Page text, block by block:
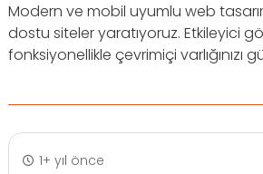
Modern ve mobil uyumlu web
dostu siteler yaratıyoruz. Etkileyici
fonksiyonellikle çevrimiçi varlığınızı
1+ yıl önce